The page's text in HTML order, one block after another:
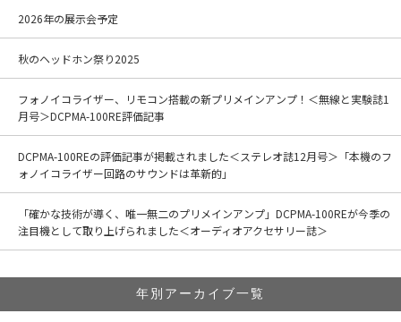
2026年の展示会予定
秋のヘッドホン祭り2025
フォノイコライザー、リモコン搭載の新プリメインアンプ！＜無線と実験誌1
月号＞DCPMA-100RE評価記事
DCPMA-100REの評価記事が掲載されました＜ステレオ誌12月号＞「本機のフ
ォノイコライザー回路のサウンドは革新的」
「確かな技術が導く、唯一無二のプリメインアンプ」DCPMA-100REが今季の
注目機として取り上げられました＜オーディオアクセサリー誌＞
年別アーカイブ一覧